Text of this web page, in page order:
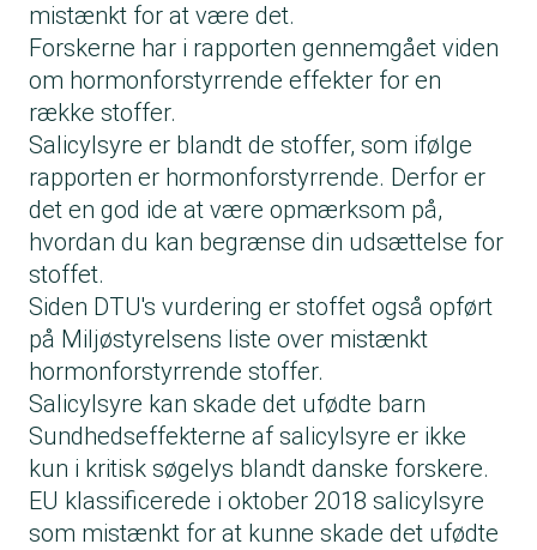
mistænkt for at være det.
Forskerne har i rapporten gennemgået viden
om hormonforstyrrende effekter for en
række stoffer.
Salicylsyre er blandt de stoffer, som ifølge
rapporten er hormonforstyrrende. Derfor er
det en god ide at være opmærksom på,
hvordan du kan begrænse din udsættelse for
stoffet.
Siden DTU's vurdering er stoffet også opført
på Miljøstyrelsens liste over mistænkt
hormonforstyrrende stoffer.
Salicylsyre kan skade det ufødte barn
Sundhedseffekterne af salicylsyre er ikke
kun i kritisk søgelys blandt danske forskere.
EU klassificerede i oktober 2018 salicylsyre
som mistænkt for at kunne skade det ufødte